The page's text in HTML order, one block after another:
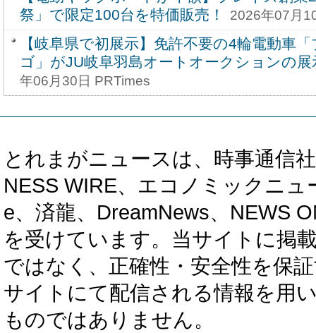
祭」で限定100台を特価販売！
2026年07月
【岐阜県で初展示】免許不要の4輪電動車
ゴ」がJU岐阜羽島オートオークションの
年06月30日 PRTimes
とれまがニュースは、時事通信
NESS WIRE、エコノミックニ
e、済龍、DreamNews、NEWS
を受けています。当サイトに掲
ではなく、正確性・安全性を保
サイトにて配信される情報を用
ものではありません。